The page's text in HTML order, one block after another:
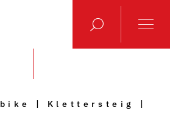
| Klettersteig |